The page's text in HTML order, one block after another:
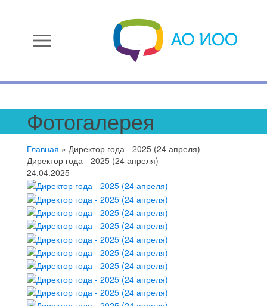
menu
Фотогалерея
Главная » Директор года - 2025 (24 апреля)
Директор года - 2025 (24 апреля)
24.04.2025